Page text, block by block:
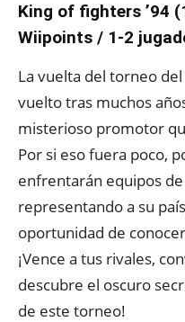
King of fighters ’94
Wiipoints / 1-2
La vuelta del torneo
vuelto tras muchos
misterioso promotor
Por si eso fuera poco,
enfrentarán equipos
representando a su
oportunidad de
¡Vence a tus rivales,
descubre el oscuro
de este torneo!